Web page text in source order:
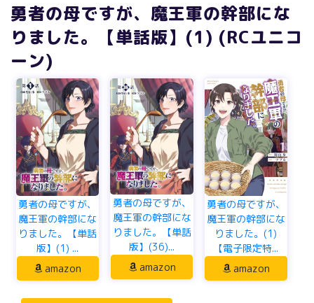
勇者の母ですが、魔王軍の幹部にな
りました。【単話版】(1) (RCユニコ
ーン)
勇者の母ですが、
魔王軍の幹部にな
りました。【単話
版】(1) ...
amazon
勇者の母ですが、
魔王軍の幹部にな
りました。【単話
版】(36)...
amazon
勇者の母ですが、
魔王軍の幹部にな
りました。(1)
【電子限定特...
amazon